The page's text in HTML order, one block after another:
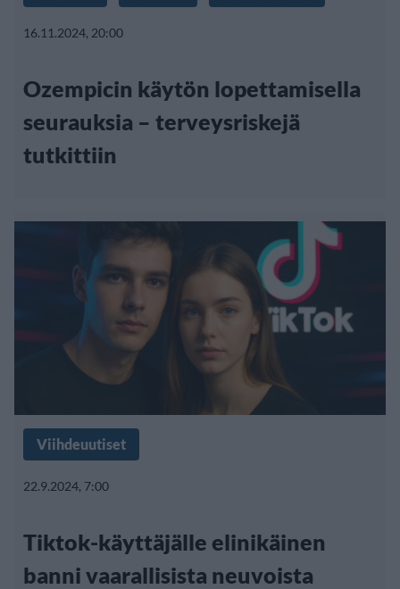
16.11.2024, 20:00
Ozempicin käytön lopettamisella
seurauksia – terveysriskejä
tutkittiin
Viihdeuutiset
22.9.2024, 7:00
Tiktok-käyttäjälle elinikäinen
banni vaarallisista neuvoista